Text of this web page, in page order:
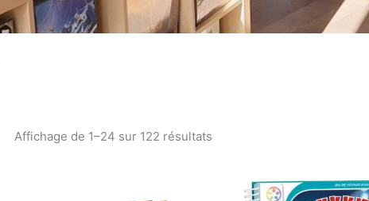
Affichage de 1–24 sur 122 résultatspar